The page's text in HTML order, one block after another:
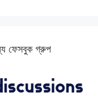
ফেসবুক গ্রুপ